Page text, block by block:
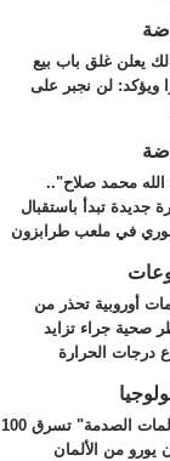
يعلن غلق باب بيع
ويؤكد: لن نجبر على
الله محمد صلاح"..
جديدة تبدأ باستقبال
في ملعب طرابزون
أوروبية تحذر من
صحية جراء تزايد
درجات الحرارة
"مكالمات الصدمة" تسرق 100
يورو من الألمان